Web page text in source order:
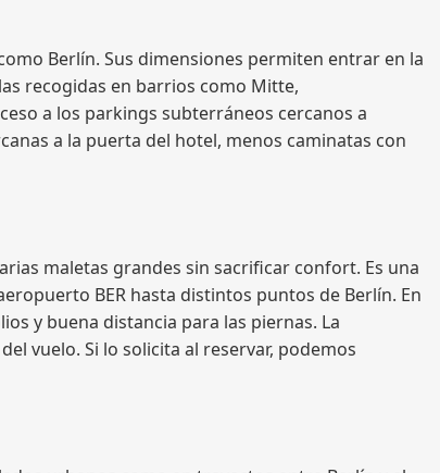
Berlín. Sus dimensiones permiten entrar en la
recogidas en barrios como Mitte,
a los parkings subterráneos cercanos a
a la puerta del hotel, menos caminatas con
maletas grandes sin sacrificar confort. Es una
BER hasta distintos puntos de Berlín. En
y buena distancia para las piernas. La
vuelo. Si lo solicita al reservar, podemos